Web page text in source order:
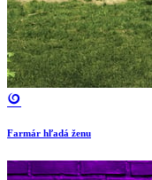
Farmár hľadá ženu